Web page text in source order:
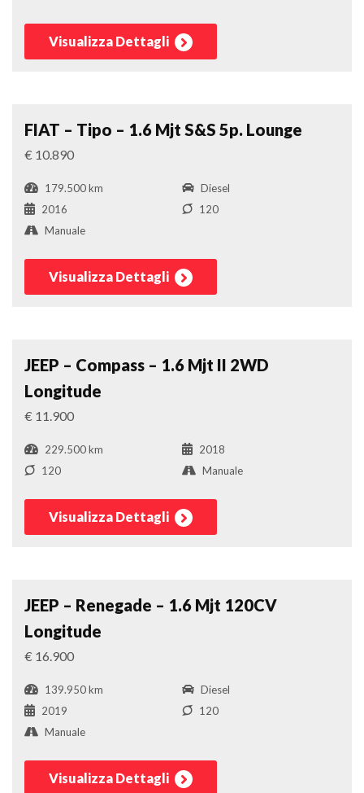
Visualizza Dettagli
Confronta
FIAT – Tipo – 1.6 Mjt S&S 5p. Lounge
€ 10.890
179.500 km
Diesel
2016
120
Manuale
Visualizza Dettagli
Confronta
JEEP – Compass – 1.6 Mjt II 2WD
Longitude
€ 11.900
229.500 km
2018
120
Manuale
Visualizza Dettagli
Confronta
JEEP – Renegade – 1.6 Mjt 120CV
Longitude
€ 16.900
139.950 km
Diesel
2019
120
Manuale
Visualizza Dettagli